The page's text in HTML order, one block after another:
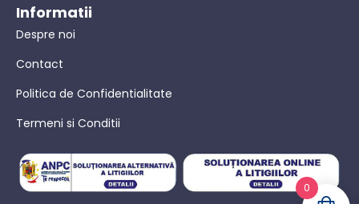
Informatii
Despre noi
Contact
Politica de Confidentialitate
Termeni si Conditii
0